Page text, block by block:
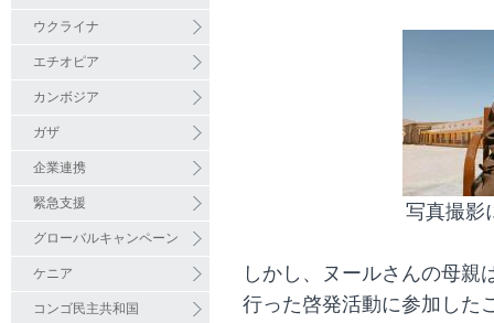
ウクライナ
エチオピア
カンボジア
ガザ
企業連携
緊急支援
グローバルキャンペーン
ケニア
コンゴ民主共和国
写真撮影
しかし、ヌールさんの母親
行った啓発活動に参加した